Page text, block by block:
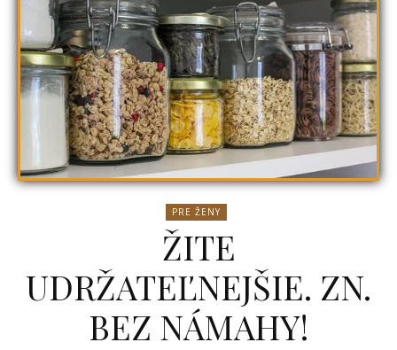
PRE ŽENY
ŽITE
UDRŽATEĽNEJŠIE. ZN.
BEZ NÁMAHY!